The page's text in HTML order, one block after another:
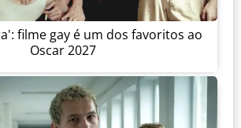
filme gay é um dos favoritos ao
Oscar 2027